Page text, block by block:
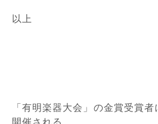
以上
「有明楽器大会」の金賞受賞